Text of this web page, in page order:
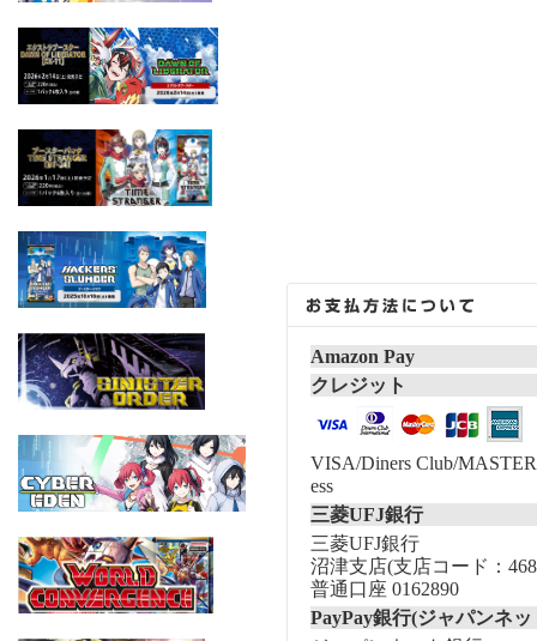
Amazon Pay
クレジット
VISA/Diners Club/
ess
三菱UFJ銀行
三菱UFJ銀行
沼津支店(支店コード：
普通口座 0162890
PayPay銀行(ジャパンネ